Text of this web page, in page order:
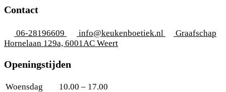
Contact
06-28196609 info@keukenboetiek.nl
Graafschap
Hornelaan 129a, 6001AC Weert
Openingstijden
Woensdag
10.00 – 17.00